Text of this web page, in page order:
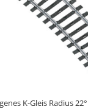
K-Gleis Radius 22°